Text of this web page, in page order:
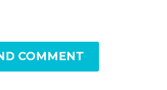
COMMENT